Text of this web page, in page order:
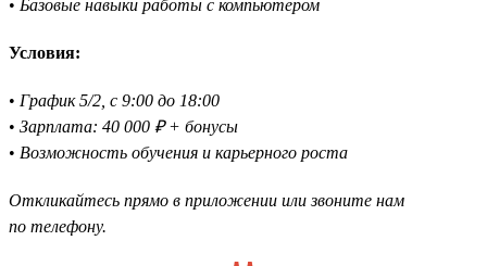
• Базовые навыки работы с компьютером
Условия:
• График 5/2, с 9:00 до 18:00
• Зарплата: 40 000 ₽ + бонусы
• Возможность обучения и карьерного роста
Откликайтесь прямо в приложении или звоните нам
по телефону.